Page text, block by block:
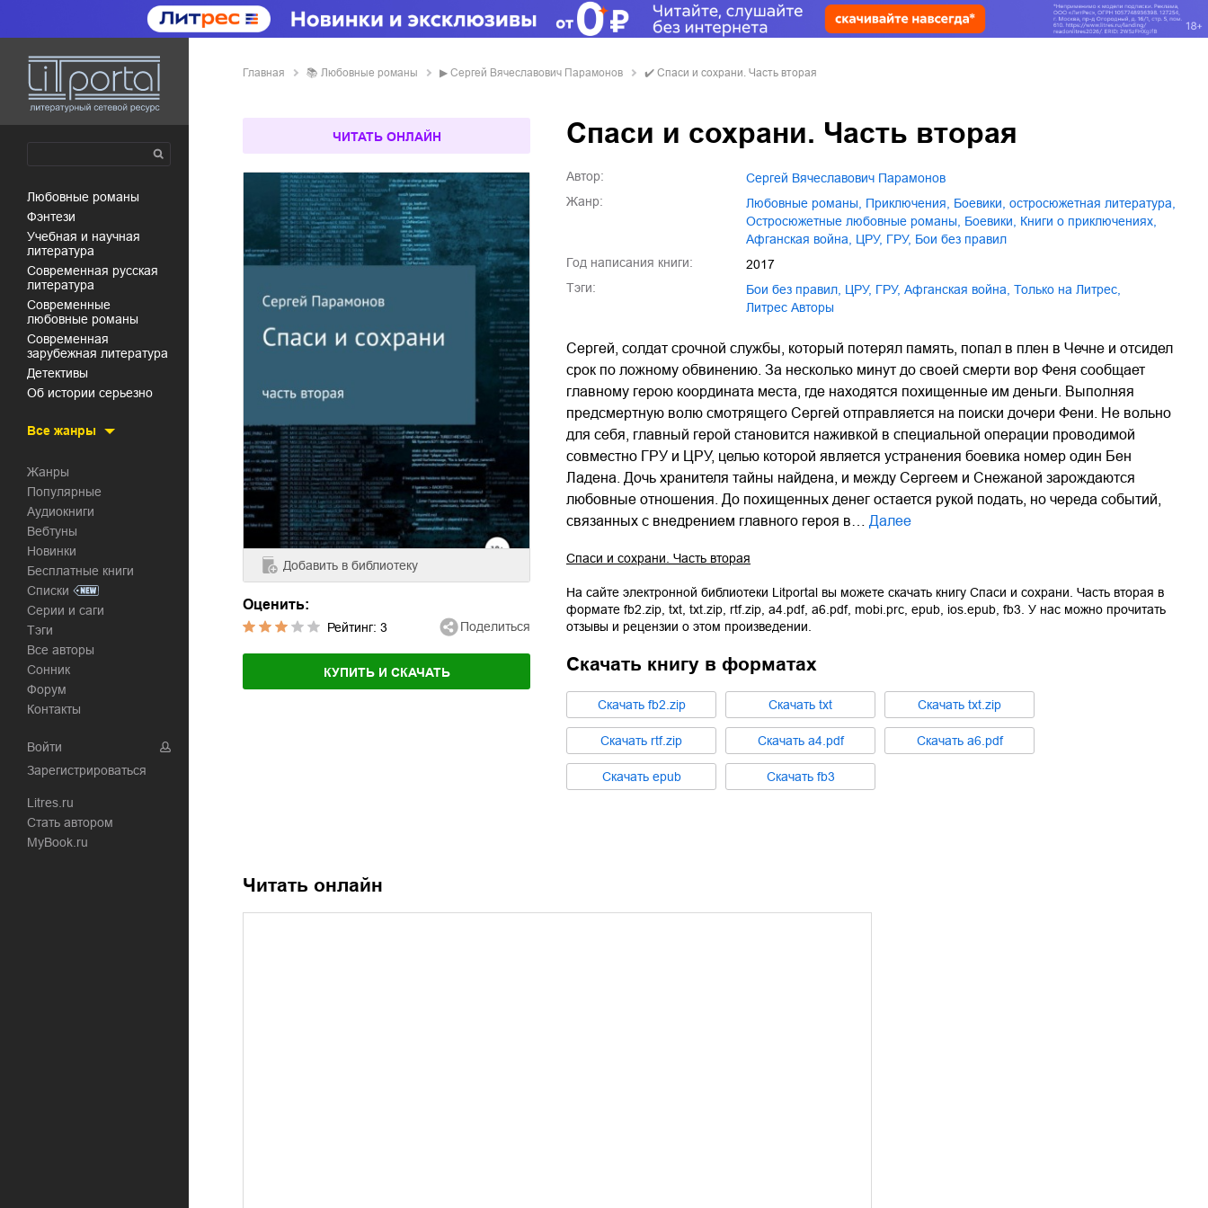
любовные романы
фэнтези
учебная и научная
литература
современная русская
литература
современные
любовные романы
современная
зарубежная литература
детективы
об истории серьезно
Все жанры
Жанры
Популярные
Аудиокниги
Вебтуны
Новинки
Бесплатные книги
Списки
Серии и саги
Тэги
Все авторы
Сонник
Форум
Контакты
Войти
Зарегистрироваться
Litres.ru
Стать автором
MyBook.ru
Главная 📚 любовные романы ▶ Сергей Вячеславович Парамонов ✔️ Спаси и сохрани. Часть вторая
ЧИТАТЬ ОНЛАЙН
Добавить в библиотеку
Оценить:
Рейтинг: 3 Поделиться
КУПИТЬ И СКАЧАТЬ
Спаси и сохрани. Часть вторая
Автор:
Сергей Вячеславович Парамонов
Жанр:
любовные романы приключения боевики, остросюжетная литература
остросюжетные любовные романы
боевики книги о приключениях
Афганская война
ЦРУ, ГРУ,
бои без правил
Год написания книги:
2017
Тэги:
бои без правил ЦРУ, ГРУ, Афганская война только на Литрес
Литрес Авторы
Сергей, солдат срочной службы, который потерял память, попал в плен в Чечне и отсидел
срок по ложному обвинению. За несколько минут до своей смерти вор Феня сообщает
главному герою координата места, где находятся похищенные им деньги. Выполняя
предсмертную волю смотрящего Сергей отправляется на поиски дочери Фени. Не вольно
для себя, главный герой становится наживкой в специальной операции проводимой
совместно ГРУ и ЦРУ, целью которой является устранения боевика номер один Бен
Ладена. Дочь хранителя тайны найдена, и между Сергеем и Снежаной зарождаются
любовные отношения. До похищенных денег остается рукой подать, но череда событий,
связанных с внедрением главного героя в…
Далее
Спаси и сохрани. Часть вторая
На сайте электронной библиотеки Litportal вы можете скачать книгу Спаси и сохрани. Часть вторая в
формате fb2.zip txt txt.zip rtf.zip a4.pdf, a6.pdf, mobi.prc epub ios.epub fb3 . У нас можно прочитать
отзывы и рецензии о этом произведении.
Скачать книгу в форматах
Cкачать fb2.zip Cкачать txt Cкачать txt.zip
Cкачать rtf.zip Cкачать a4.pdf Cкачать a6.pdf
Cкачать epub Cкачать fb3
Читать онлайн